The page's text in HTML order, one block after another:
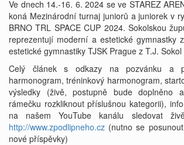
Ve dnech 14.-16. 6. 2024 se ve STAREZ
koná Mezinárodní turnaj juniorů a juniorek v
BRNO TRL SPACE CUP 2024. Sokolskou
reprezentují moderní a estetické gymnastky
estetické gymnastiky TJSK Prague z T.J.
Celý článek s odkazy na pozvánku a
harmonogram, tréninkový harmonogram,
výsledky (živě, postupně bude doplněno
rámečku rozkliknout příslušnou kategorii),
na našem YouTube kanálu sledovat
http://www.zpodlipneho.cz (nutno se
nové příspěvky)